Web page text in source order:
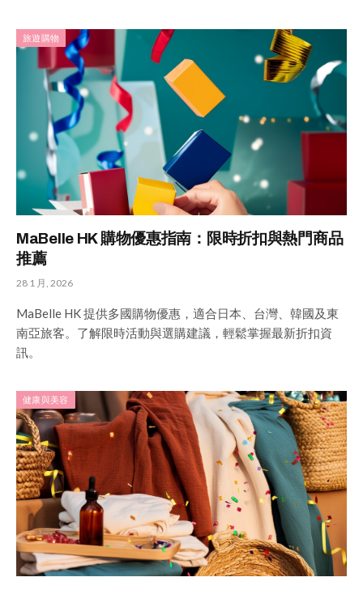
旅遊購物
MaBelle HK 購物優惠指南：限時折扣與熱門商品
推薦
28 1 月, 2026
MaBelle HK 提供多國購物優惠，適合日本、台灣、韓國及東
南亞旅客。了解限時活動與選購建議，輕鬆掌握最新折扣資
訊。
健康與美容